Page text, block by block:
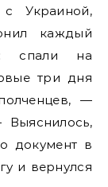
Украиной,
каждый
спали на
три дня
—
Выяснилось,
документ в
и вернулся